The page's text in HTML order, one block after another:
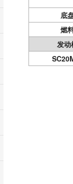
底
燃
发